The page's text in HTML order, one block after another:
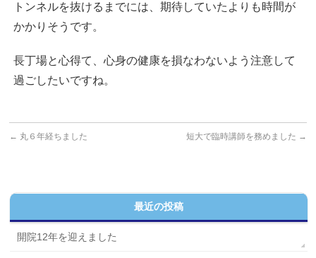
トンネルを抜けるまでには、期待していたよりも時間が
かかりそうです。
長丁場と心得て、心身の健康を損なわないよう注意して
過ごしたいですね。
← 丸６年経ちました 短大で臨時講師を務めました →
最近の投稿
開院12年を迎えました